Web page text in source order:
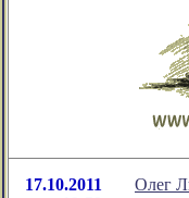
17.10.2011
Олег